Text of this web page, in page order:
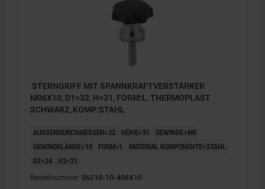
STERNGRIFF MIT SPANNKRAFTVERSTÄRKER
M06X10, D1=32, H=31, FORM:L, THERMOPLAST
SCHWARZ, KOMP:STAHL
AUSSENDURCHMESSER=32 HÖHE=31
GEWINDE=M6
GEWINDELÄNGE=10
FORM=L
MATERIAL KOMPONENTE=STAHL
D2=24
H2=21
Bestellnummer: 06210-10-406X10